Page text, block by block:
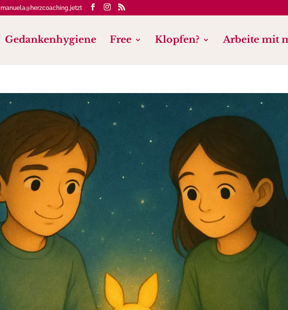
manuela@herzcoaching.jetzt
Gedankenhygiene Free Klopfen? Arbeite mit